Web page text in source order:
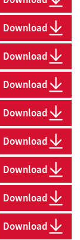
Download
Download
Download
Download
Download
Download
Download
Download